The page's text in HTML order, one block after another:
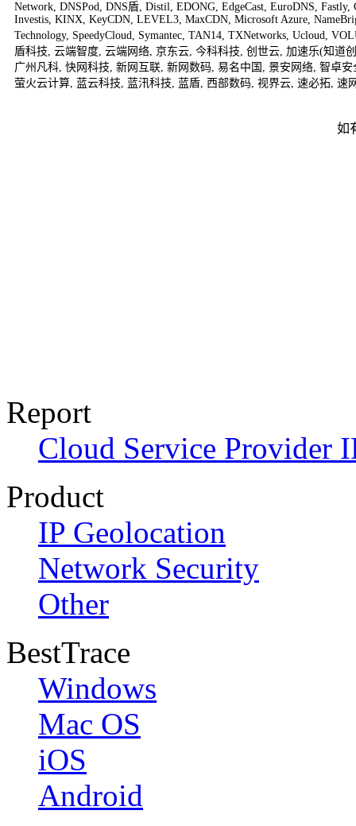
Network, DNSPod, DNS盾, Distil, EDONG, EdgeCast, EuroDNS, Fastly,
Investis, KINX, KeyCDN, LEVEL3, MaxCDN, Microsoft Azure,
Technology, SpeedyCloud, Symantec, TAN14, TXNetworks, Ucloud,
盾科技, 云端智度, 云端网络, 京东云, 今科科技, 创世云, 加速乐(知道
广州凡科, 快网科技, 新网互联, 新网数码, 易名中国 , 景安网络, 智卓安
萤火云计算, 蓝云科技, 蓝汛科技, 蓝盾, 西部数码, 视界云, 速必拓, 速
如
Report
Cloud Service Provider
Product
IP Geolocation
Network Security
Other
BestTrace
Windows
Mac OS
iOS
Android